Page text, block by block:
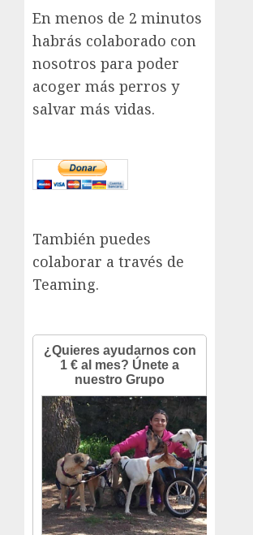
En menos de 2 minutos
habrás colaborado con
nosotros para poder
acoger más perros y
salvar más vidas.
También puedes
colaborar a través de
Teaming.